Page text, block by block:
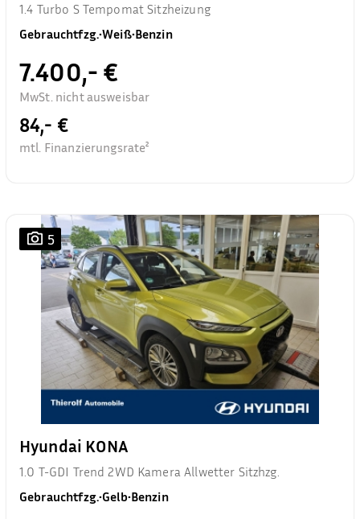
1.4 Turbo S Tempomat Sitzheizung
Gebrauchtfzg.•Weiß•Benzin
7.400,- €
MwSt. nicht ausweisbar
84,- €
mtl. Finanzierungsrate²
5
Hyundai KONA
1.0 T-GDI Trend 2WD Kamera Allwetter Sitzhzg.
Gebrauchtfzg.•Gelb•Benzin